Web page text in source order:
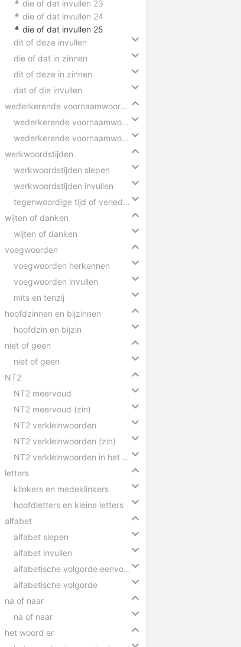
die of dat invullen 23
die of dat invullen 24
die of dat invullen 25
dit of deze invullen
die of dat in zinnen
dit of deze in zinnen
dat of die invullen
wederkerende voornaamwoorden invullen
wederkerende voornaamwoorden
wederkerende voornaamwoorden in zinnen
werkwoordstijden
werkwoordstijden slepen
werkwoordstijden invullen
tegenwoordige tijd of verleden tijd
wijten of danken
wijten of danken
voegwoorden
voegwoorden herkennen
voegwoorden invullen
mits en tenzij
hoofdzinnen en bijzinnen
hoofdzin en bijzin
niet of geen
niet of geen
NT2
NT2 meervoud
NT2 meervoud (zin)
NT2 verkleinwoorden
NT2 verkleinwoorden (zin)
NT2 verkleinwoorden in het meervoud
letters
klinkers en medeklinkers
hoofdletters en kleine letters
alfabet
alfabet slepen
alfabet invullen
alfabetische volgorde eenvoudig
alfabetische volgorde
na of naar
na of naar
het woord er